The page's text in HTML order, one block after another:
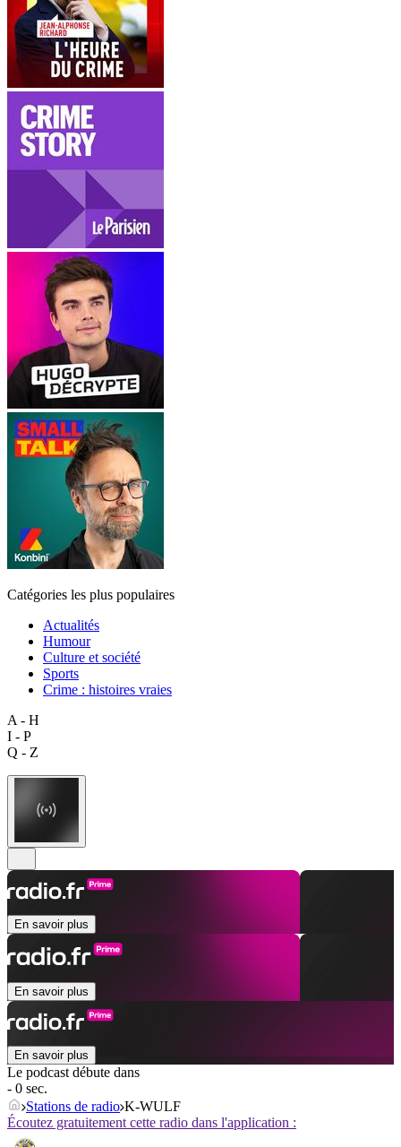
Catégories les plus populaires
Actualités
Humour
Culture et société
Sports
Crime : histoires vraies
A - H
I - P
Q - Z
En savoir plus
En savoir plus
En savoir plus
Le podcast débute dans
- 0 sec.
Stations de radio K-WULF
Écoutez gratuitement cette radio dans l'application :